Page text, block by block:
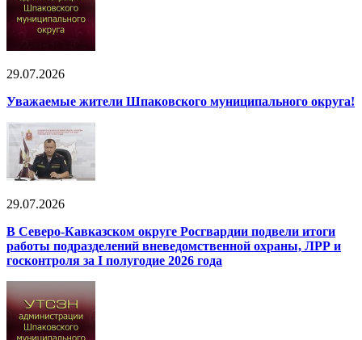
29.07.2026
Уважаемые жители Шпаковского муниципального округа!
29.07.2026
В Северо-Кавказском округе Росгвардии подвели итоги
работы подразделений вневедомственной охраны, ЛРР и
госконтроля за I полугодие 2026 года